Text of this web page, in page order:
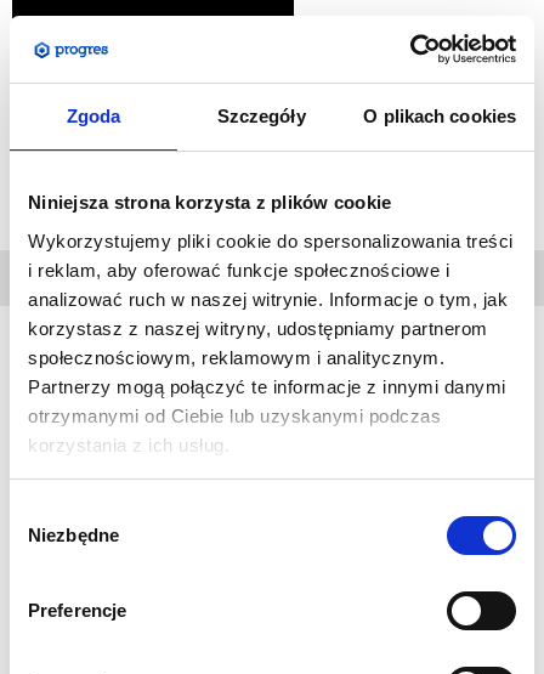
Zgoda Szczegóły O plikach cookies
Niniejsza strona korzysta z plików cookie
Wykorzystujemy pliki cookie do spersonalizowania treści
i reklam, aby oferować funkcje społecznościowe i
analizować ruch w naszej witrynie. Informacje o tym, jak
korzystasz z naszej witryny, udostępniamy partnerom
społecznościowym, reklamowym i analitycznym.
Partnerzy mogą połączyć te informacje z innymi danymi
otrzymanymi od Ciebie lub uzyskanymi podczas
korzystania z ich usług.
zgody
Niezbędne
Preferencje
DODAJ DO PRZECHOWALNI
DANE
WYDRUK:
Wydruk grafiki jednostronnej
Grafika drukowana metodą sublimacji na tkaninie Display
Stretch 230g/m2